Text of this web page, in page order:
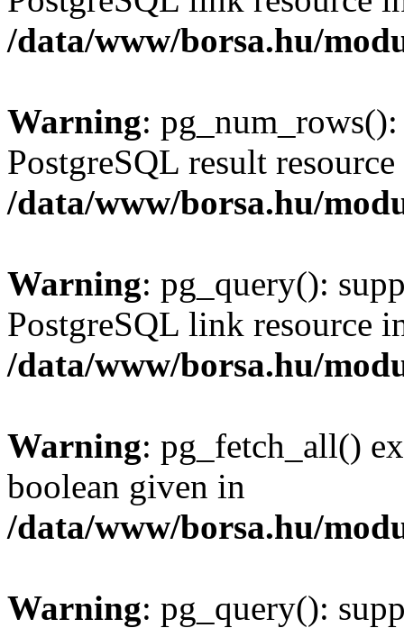
/data/www/borsa.hu/
Warning:
PostgreSQL result
/data/www/borsa.hu/
Warning: pg_query():
PostgreSQL link resource
/data/www/borsa.hu/
Warning: pg_fetch_all()
boolean given in
/data/www/borsa.hu/
Warning: pg_query():